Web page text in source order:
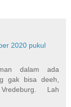
2020 pukul
dalam ada
gak bisa deeh,
Lah